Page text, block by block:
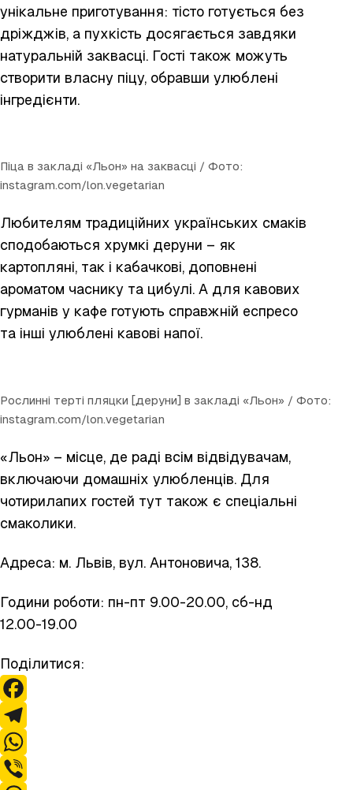
унікальне приготування: тісто готується без
дріжджів, а пухкість досягається завдяки
натуральній заквасці. Гості також можуть
створити власну піцу, обравши улюблені
інгредієнти.
Піца в закладі «Льон» на заквасці / Фото:
instagram.com/lon.vegetarian
Любителям традиційних українських смаків
сподобаються хрумкі деруни – як
картопляні, так і кабачкові, доповнені
ароматом часнику та цибулі. А для кавових
гурманів у кафе готують справжній еспресо
та інші улюблені кавові напої.
Рослинні терті пляцки [деруни] в закладі «Льон» / Фото:
instagram.com/lon.vegetarian
«Льон» – місце, де раді всім відвідувачам,
включаючи домашніх улюбленців. Для
чотирилапих гостей тут також є спеціальні
смаколики.
Адреса: м. Львів, вул. Антоновича, 138.
Години роботи: пн-пт 9.00-20.00, сб-нд
12.00-19.00
Поділитися:
F
a
c
T
e
W